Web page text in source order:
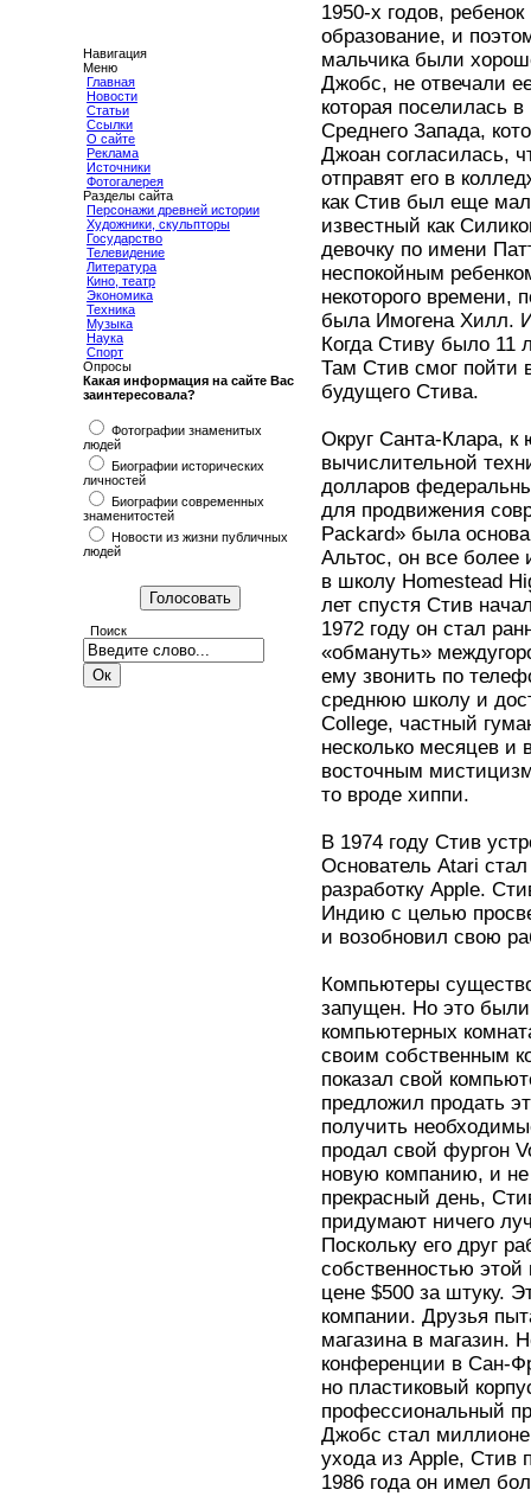
Навигация
Меню
Главная
Новости
Статьи
Ссылки
О сайте
Реклама
Источники
Фотогалерея
Разделы сайта
Персонажи древней истории
Художники, скульпторы
Государство
Телевидение
Литература
Кино, театр
Экономика
Техника
Музыка
Наука
Спорт
Опросы
Какая информация на сайте Вас
заинтересовала?
Фотографии знаменитых
людей
Биографии исторических
личностей
Биографии современных
знаменитостей
Новости из жизни публичных
людей
Поиск
1950-х годов,
образование, и
мальчика были
Джобс, не отвечали
которая поселилась
Среднего Запада,
Джоан согласилась,
отправят его в
как Стив был еще
известный как
девочку по имени
неспокойным
некоторого времени,
была Имогена Хилл.
Когда Стиву было 11
Там Стив смог
будущего Стива.
Округ Санта-Клара,
вычислительной
долларов
для продвижения
Packard» была
Альтос, он все более
в школу Homestead
лет спустя Стив
1972 году он стал
«обмануть»
ему звонить по
среднюю школу и
College, частный
несколько месяцев и
восточным
то вроде хиппи.
В 1974 году Стив
Основатель Atari
разработку Apple.
Индию с целью
и возобновил свою
Компьютеры
запущен. Но это
компьютерных
своим собственным
показал свой
предложил продать
получить
продал свой фургон
новую компанию, и
прекрасный день,
придумают ничего
Поскольку его друг
собственностью
цене $500 за штуку.
компании. Друзья
магазина в магазин.
конференции в Сан-
но пластиковый
профессиональный
Джобс стал
ухода из Apple, Стив
1986 года он имел